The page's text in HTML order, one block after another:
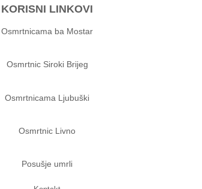
KORISNI LINKOVI
Osmrtnicama ba Mostar
Osmrtnic Siroki Brijeg
Osmrtnicama Ljubuški
Osmrtnic Livno
Posušje umrli